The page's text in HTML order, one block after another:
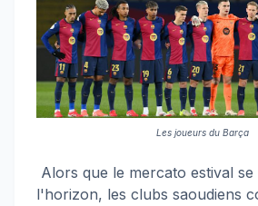
Les joueurs du Barça
Alors que le mercato estival
l'horizon, les clubs saoudiens